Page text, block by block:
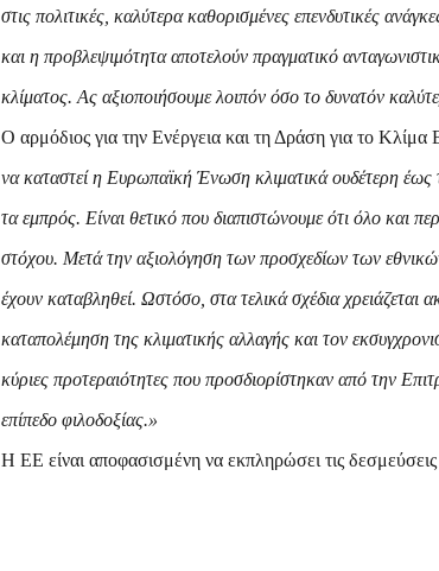
στις πολιτικές, καλύτερα καθορισμένες επενδυτικές
και η προβλεψιμότητα αποτελούν πραγματικό
κλίματος. Ας αξιοποιήσουμε λοιπόν όσο το δυνατόν
Ο αρμόδιος για την Ενέργεια και τη Δράση για το Κλίμα
να καταστεί η Ευρωπαϊκή Ένωση κλιματικά ουδέτερη
τα εμπρός. Είναι θετικό που διαπιστώνουμε ότι όλο και
στόχου. Μετά την αξιολόγηση των προσχεδίων των
έχουν καταβληθεί. Ωστόσο, στα τελικά σχέδια
καταπολέμηση της κλιματικής αλλαγής και τον
κύριες προτεραιότητες που προσδιορίστηκαν από την
επίπεδο φιλοδοξίας.»
Η ΕΕ είναι αποφασισμένη να εκπληρώσει τις